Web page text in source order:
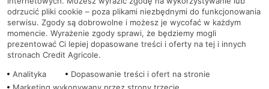
Mapa serwisu
PolitykaCookies
odrzucić pliki cookie – poza plikami niezbędnymi do funkcjonowania
serwisu. Zgody są dobrowolne i możesz je wycofać w każdym
momencie. Wyrażenie zgody sprawi, że będziemy mogli
prezentować Ci lepiej dopasowane treści i oferty na tej i innych
stronach Credit Agricole.
Analityka
Dopasowanie treści i ofert na stronie